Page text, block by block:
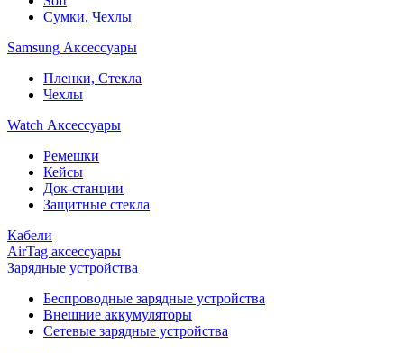
Сумки, Чехлы
Samsung Аксессуары
Пленки, Стекла
Чехлы
Watch Аксессуары
Ремешки
Кейсы
Док-станции
Защитные стекла
Кабели
AirTag аксессуары
Зарядные устройства
Беспроводные зарядные устройства
Внешние аккумуляторы
Сетевые зарядные устройства